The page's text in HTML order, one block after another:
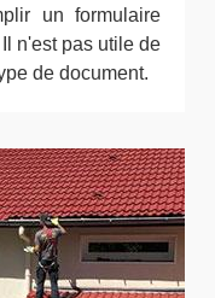
un formulaire
n'est pas utile de
de document.